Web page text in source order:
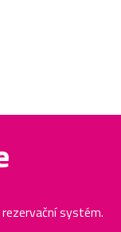
systém.